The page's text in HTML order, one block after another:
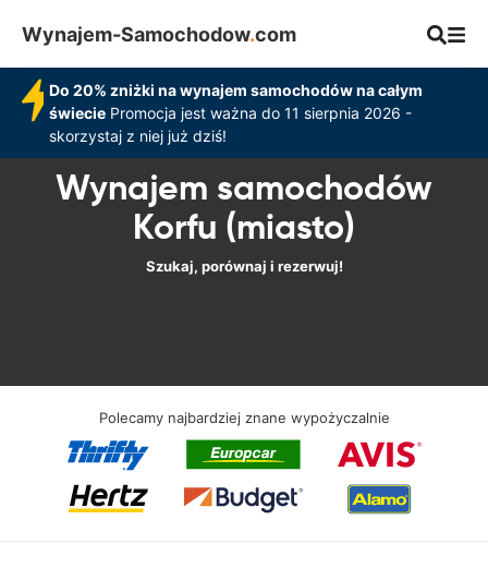
Wynajem-Samochodow.com
Do 20% zniżki na wynajem samochodów na całym
świeciePromocja jest ważna do 11 sierpnia 2026 -
skorzystaj z niej już dziś!
Wynajem samochodów
Korfu (miasto)
Szukaj, porównaj i rezerwuj!
Polecamy najbardziej znane wypożyczalnie